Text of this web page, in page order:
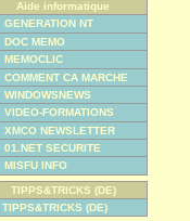
Aide informatique
GENERATION NT
DOC MEMO
MEMOCLIC
COMMENT CA MARCHE
WINDOWSNEWS
VIDEO-FORMATIONS
XMCO NEWSLETTER
01.NET SECURITE
MISFU INFO
TIPPS&TRICKS (DE)
TIPPS&TRICKS (DE)